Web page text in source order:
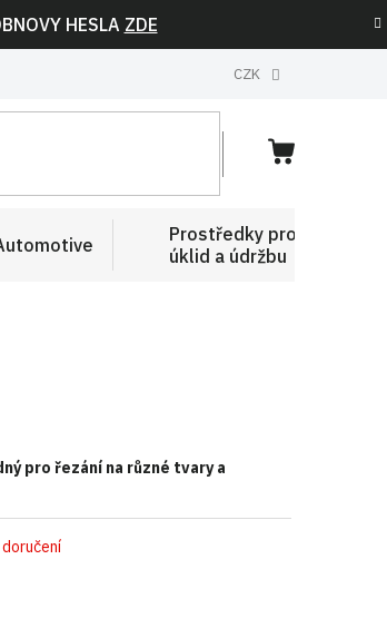
HESLA ZDE
CZK
NÁKUPNÍ
Prostředky pro
úklid a údržbu
pro řezání na různé tvary a